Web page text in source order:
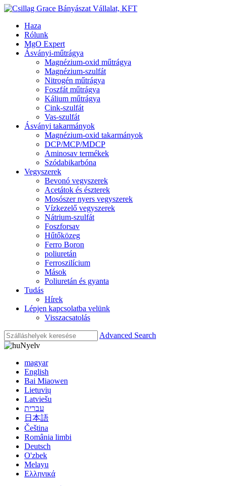
Haza
Rólunk
MgO Expert
Ásványi-műtrágya
Magnézium-oxid műtrágya
Magnézium-szulfát
Nitrogén műtrágya
Foszfát műtrágya
Kálium műtrágya
Cink-szulfát
Vas-szulfát
Ásványi takarmányok
Magnézium-oxid takarmányok
DCP/MCP/MDCP
Aminosav termékek
Szódabikarbóna
Vegyszerek
Bevonó vegyszerek
Acetátok és észterek
Mosószer nyers vegyszerek
Vízkezelő vegyszerek
Nátrium-szulfát
Foszforsav
Hűtőközeg
Ferro Boron
poliuretán
Ferroszilícium
Mások
Poliuretán és gyanta
Tudás
Hírek
Lépjen kapcsolatba velünk
Visszacsatolás
Advanced Search
Nyelv
magyar
English
Bai Miaowen
Lietuvių
Latviešu
עברית
日本語
Čeština
România limbi
Deutsch
O'zbek
Melayu
Ελληνικά